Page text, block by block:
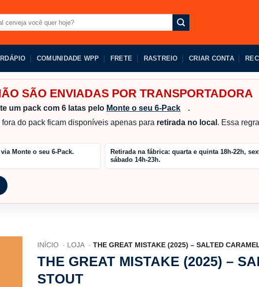
COMUNIDADE WPP FRETE RASTREIO CRIAR CONTA
SÃO ENVIADAS POR TRANSPORTADORA
um pack com 6 latas pelo Monte o seu 6-Pack
.
do pack ficam disponíveis apenas para retirada no local . Essa
Monte o seu 6-Pack. Retirada na fábrica: quarta e quinta 18h-22h,
sábado 14h-23h.
INÍCIO LOJA THE GREAT MISTAKE (2025) – SALTED
THE GREAT MISTAKE (2025) –
STOUT